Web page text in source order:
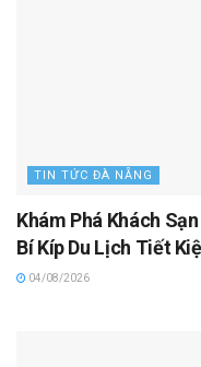
TIN TỨC ĐÀ NẴNG
Khám Phá Khách
Bí Kíp Du Lịch Tiết
04/08/2026